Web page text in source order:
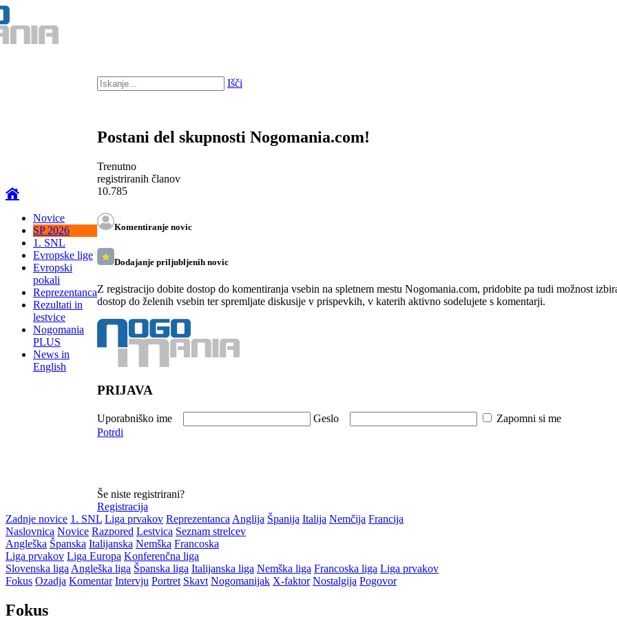
Novice
SP 2026
1. SNL
Evropske lige
Evropski
pokali
Reprezentanca
Rezultati in
lestvice
Nogomania
PLUS
News in
English
Išči
Postani del skupnosti Nogomania.com!
Trenutno
registriranih članov
10.785
Komentiranje novic
Dodajanje priljubljenih novic
Z registracijo dobite dostop do komentiranja vsebin na spletnem mestu Nogomania.com, pridobite pa tudi možnost
dostop do želenih vsebin ter spremljate diskusije v prispevkih, v katerih aktivno sodelujete s komentarji.
PRIJAVA
Uporabniško ime Geslo Zapomni si me
Potrdi
Še niste registrirani?
Registracija
Zadnje novice 1. SNL Liga prvakov Reprezentanca Anglija Španija Italija Nemčija Francija
Naslovnica Novice Razpored Lestvica Seznam strelcev
Angleška Španska Italijanska Nemška Francoska
Liga prvakov Liga Europa Konferenčna liga
Slovenska liga Angleška liga Španska liga Italijanska liga Nemška liga Francoska liga Liga prvakov
Fokus Ozadja Komentar Intervju Portret Skavt Nogomanijak X-faktor Nostalgija Pogovor
Fokus